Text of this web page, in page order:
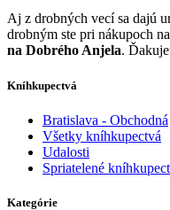
Aj z drobných vecí sa dajú
drobným ste pri nákupoch
na Dobrého Anjela.
Kníhkupectvá
Bratislava - Obchodná
Všetky kníhkupectvá
Udalosti
Spriatelené
Kategórie